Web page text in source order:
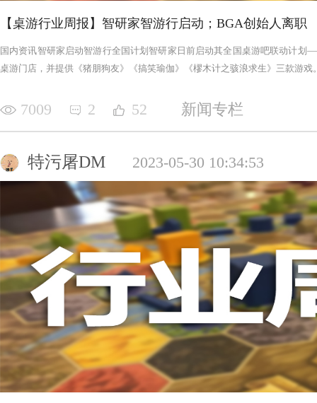
【桌游行业周报】智研家智游行启动；BGA创始人离职
国内资讯智研家启动智游行全国计划智研家日前启动其全国桌游吧联动计
桌游门店，并提供《猪朋狗友》《搞笑瑜伽》《樛木计之骇浪求生》三款游戏
7009 2 52 新闻专栏
特污屠DM 2023-05-30 10:34:53